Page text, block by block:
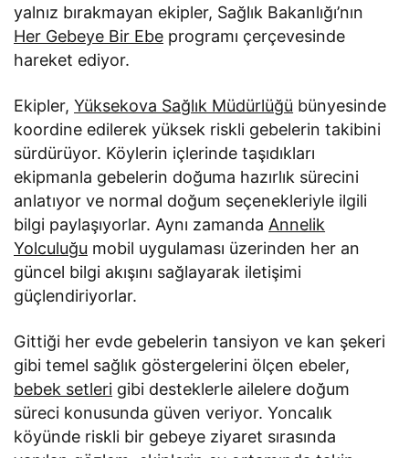
yalnız bırakmayan ekipler, Sağlık Bakanlığı’nın
Her Gebeye Bir Ebe programı çerçevesinde
hareket ediyor.
Ekipler,Yüksekova Sağlık Müdürlüğü bünyesinde
koordine edilerek yüksek riskli gebelerin takibini
sürdürüyor. Köylerin içlerinde taşıdıkları
ekipmanla gebelerin doğuma hazırlık sürecini
anlatıyor ve normal doğum seçenekleriyle ilgili
bilgi paylaşıyorlar. Aynı zamanda Annelik
Yolculuğu mobil uygulaması üzerinden her an
güncel bilgi akışını sağlayarak iletişimi
güçlendiriyorlar.
Gittiği her evde gebelerin tansiyon ve kan şekeri
gibi temel sağlık göstergelerini ölçen ebeler,
bebek setleri gibi desteklerle ailelere doğum
süreci konusunda güven veriyor. Yoncalık
köyünde riskli bir gebeye ziyaret sırasında